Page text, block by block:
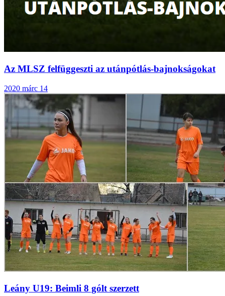
Az MLSZ felfüggeszti az utánpótlás-bajnokságokat
2020 márc 14
Leány U19: Beimli 8 gólt szerzett